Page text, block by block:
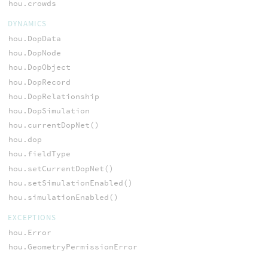
hou.crowds
DYNAMICS
hou.DopData
hou.DopNode
hou.DopObject
hou.DopRecord
hou.DopRelationship
hou.DopSimulation
hou.currentDopNet()
hou.dop
hou.fieldType
hou.setCurrentDopNet()
hou.setSimulationEnabled()
hou.simulationEnabled()
EXCEPTIONS
hou.Error
hou.GeometryPermissionError